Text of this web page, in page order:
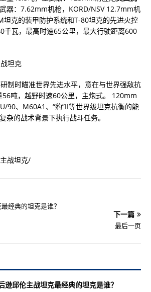
器：7.62mm机枪，KORD/NSV 12.7mm机
坦克的装甲防护系统和T-80坦克的先进火控
千瓦，最高时速65公里，最大行驶距离600
坦克
制时瞄准世界先进水平，意在与世界强敌抗
吨，越野时速60公里，主炮式。 120mm
90、M60A1、“豹”II等世界级坦克抗衡的能
杂的战术背景下执行战斗任务。
战坦克/
经典的坦克是谁？
下一篇
最后一页
逊邱伦主战坦克最经典的坦克是谁？